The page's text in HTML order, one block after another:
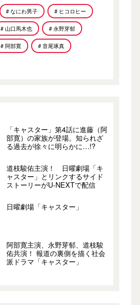
# なにわ男子 # ヒコロヒー
# 山口馬木也 # 永野芽郁
# 阿部寛 # 音尾琢真
「キャスター」第4話に進藤（阿
部寛）の家族が登場。知られざ
る過去が徐々に明らかに…!?
道枝駿佑主演！ 日曜劇場「キ
ャスター」とリンクするサイド
ストーリーがU-NEXTで配信
日曜劇場「キャスター」
阿部寛主演、永野芽郁、道枝駿
佑共演！ 報道の裏側を描く社会
派ドラマ「キャスター」